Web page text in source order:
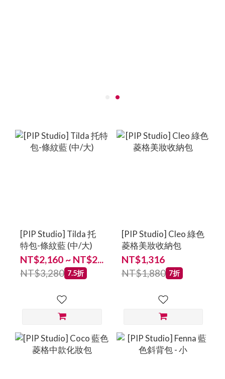
[PIP Studio] Tilda 托
特包-條紋藍 (中/大)
NT$2,160 ~ NT$2...
NT$3,280 7.5折
[PIP Studio] Cleo 綠色
菱格美妝收納包
NT$1,316
NT$1,880 7折